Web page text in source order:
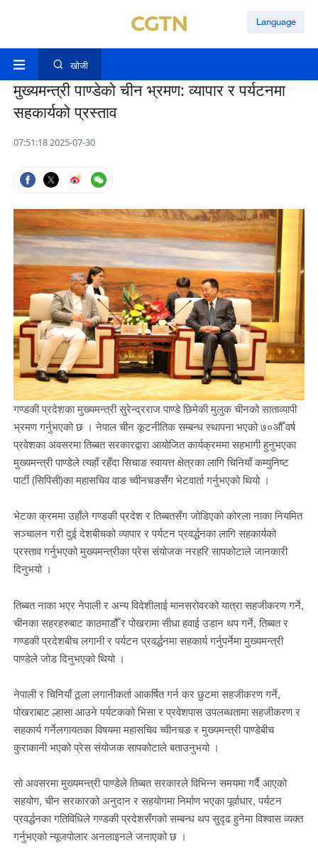
Language
खोजी
मुख्यमन्त्री पाण्डेको चीन भ्रमण: व्यापार र पर्यटनमा
सहकार्यको प्रस्ताव
07:51:18 2025-07-30
गण्डकी प्रदेशका मुख्यमन्त्री सुरेन्द्रराज पाण्डे छिमेकी मुलुक चीनको साताव्यापी
भ्रमण गर्नुभएको छ । नेपाल चीन कूटनीतिक सम्बन्ध स्थापना भएको ७०औँ वर्ष
प्रवेशका अवसरमा तिब्बत सरकारद्वारा आयोजित कार्यक्रममा सहभागी हुनुभएका
मुख्यमन्त्री पाण्डेले त्यहाँ रहँदा सिचाङ स्वायत्त क्षेत्रका लागि चिनियाँ कम्युनिष्ट
पार्टी (सिपिसी)का महासचिव वाङ च्वीनचङसँग भेटवार्ता गर्नुभएको थियो ।
भेटका क्रममा उहाँले गण्डकी प्रदेश र तिब्बतसँग जोडिएको कोरला नाका नियमित
सञ्चालन गरी दुई देशबीचको व्यापार र पर्यटन प्रवर्द्धनका लागि सहकार्यको
प्रस्ताव गर्नुभएको मुख्यमन्त्रीका प्रेस संयोजक नरहरि सापकोटाले जानकारी
दिनुभयो ।
तिब्बत नाका भएर नेपाली र अन्य विदेशीलाई मानसरोवरको यात्रा सहजीकरण गर्ने,
चीनका सहरहरुबाट काठमाडौँ र पोखरामा सीधा हवाई उडान थप गर्ने, तिब्बत र
गण्डकी प्रदेशबीच लगानी र पर्यटन प्रवर्द्धनमा सहकार्य गर्नुपर्नेमा मुख्यमन्त्री
पाण्डेले जोड दिनुभएको थियो ।
नेपाली र चिनियाँ ठूला लगानीकर्ता आकर्षित गर्न कर छुटमा सहजीकरण गर्ने,
पोखराबाट ल्हासा आउने पर्यटकको भिसा र प्रवेशपास उपलब्धतामा सहजीकरण र
सहकार्य गर्नेलगायतका विषयमा महासचिव च्वीनचङ र मुख्यमन्त्री पाण्डेबीच
कुराकानी भएको प्रेस संयोजक सापकोटाले बताउनुभयो ।
सो अवसरमा मुख्यमन्त्री पाण्डेले तिब्बत सरकारले विभिन्न समयमा गर्दै आएको
सहयोग, चीन सरकारको अनुदान र सहयोगमा निर्माण भएका पूर्वाधार, पर्यटन
प्रवर्द्धनका गतिविधिले गण्डकी प्रदेशसँगको सम्बन्ध थप सुदृढ हुनेमा विश्वास व्यक्त
गर्नुभएको न्यूजपोलार अनलाइनले जनाएको छ ।